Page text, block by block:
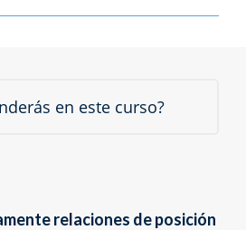
en este curso?
relaciones de posición